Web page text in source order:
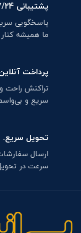
پشتیبانی 7/24.
پاسخگویی
ما همیشه
پرداخت
تراکنش راحت
سریع و
تحویل سریع.
سرعت در